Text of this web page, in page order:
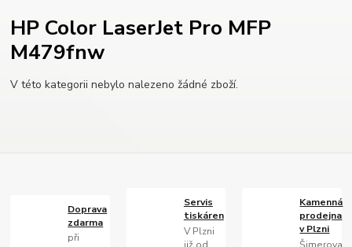
HP Color LaserJet Pro MFP
M479fnw
V této kategorii nebylo nalezeno žádné zboží.
Doprava
zdarma
při
Servis
tiskáren
V Plzni
již od
Kamenná
prodejna
v Plzni
Šimerova